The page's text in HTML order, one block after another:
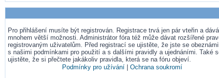
Pro přihlášení musíte být registrován. Registrace trvá jen pár vteřin a
mnohem větší možnosti. Administrátor fóra též může dávat rozšířené
registrovaným uživatelům. Před registrací se ujistěte, že jste se
s našimi podmínkami pro použití a s dalšími pravidly a ujednáními. Také
ujistěte, že si přečtete jakákoliv pravidla, která se na fóru objeví.
Podmínky pro užívání
Ochrana soukromí